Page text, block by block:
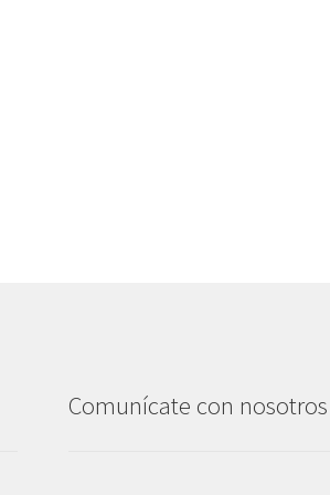
Comunícate con nosotros